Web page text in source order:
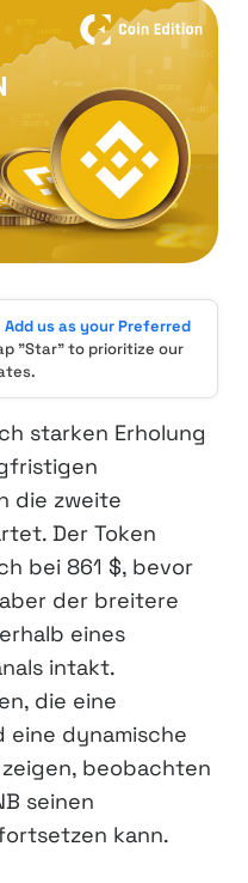
Add us as your Preferred
"Star" to prioritize our
starken Erholung
die zweite
Der Token
bei 861 $, bevor
der breitere
eines
intakt.
die eine
eine dynamische
beobachten
seinen
kann.